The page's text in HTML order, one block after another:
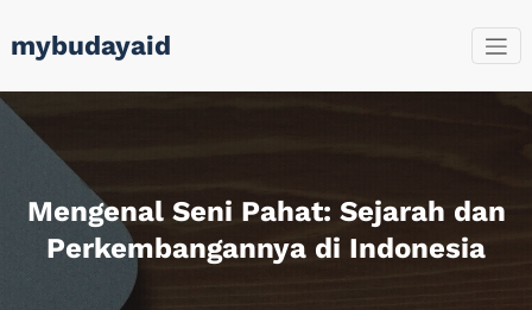
to
content
mybudayaid
Mengenal Seni Pahat: Sejarah dan
Perkembangannya di Indonesia